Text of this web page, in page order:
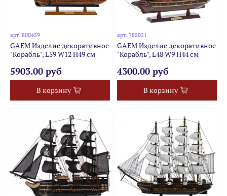
арт.800459
GAEM Изделие декоративное
"Корабль", L59 W12 H49 см
5903.00 руб
В корзину
арт. 785021
GAEM Изделие декоративное
"Корабль", L48 W9 H44 см
4300.00 руб
В корзину